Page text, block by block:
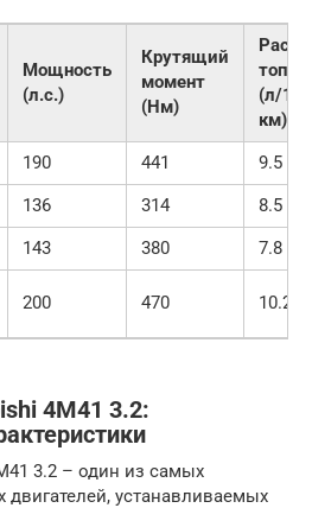
Мощность
(л.с.)
Крутящий
момент
(Нм)
(л/
км)
190 441
9.5
136 314
8.5
143 380
7.8
200 470 10.2
4M41 3.2:
3.2 – один из самых
устанавливаемых